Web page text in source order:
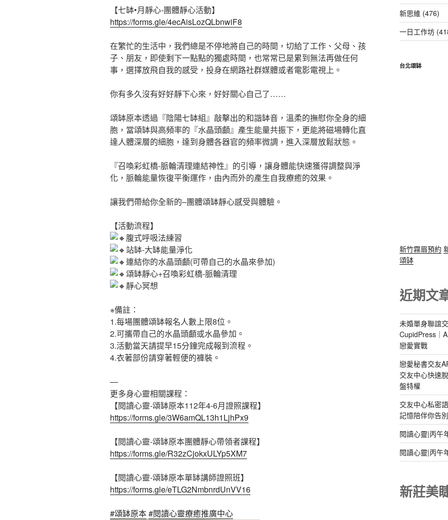
【七缽•月靜心-團體靜心活動】
https://forms.gle/4ecAisLozQLbnwiF8
在繁忙的生活中，我們總是不停地將自己的時間，切給了工作、父母、孩
子、朋友，即使剩下一點點的獨處時間，也常常已是累到無法再做任何
事，選擇放飛自我的感受，投身在網路社群媒體或者電影電視上。
你有多久沒有好好靜下心來，好好關心自己了……
頌缽原本透過『陰陽七缽組』敲擊出的和諧缽音，溫柔的撫慰你全身的細
胞，當頌缽與高頻率的『水晶頭顱』產生能量共振下，更能將磁場轉化直
達人體深層的細胞，達到身體各器官的頻率微調，進入深層放鬆狀態。
『召喚彩虹橋-脈輪清理連結神性』的引導，讓身體能快速獲得調整與淨
化，脈輪能量恢復平衡運作，由內而外的產生自我療癒的效果。
讓我們帶給你全新的–團體頌缽靜心感受與體驗。
【活動流程】
腹式呼吸法練習
站缽-大缽能量淨化
連結你的水晶頭顱(可帶自己的水晶來參加)
頌缽靜心+召喚彩虹橋-脈輪清理
靜心冥想
※備註：
1.每場團體頌缽報名人數上限8位。
2.可攜帶自己的水晶頭顱或水晶參加。
3.活動當天請提早15分鐘完成報到流程。
4.衣著部份請穿著輕便的褲裝。
—
更多身心靈相關課程：
【閱讀心靈-頌缽原本112年4-6月證照課程】
https://forms.gle/3W6amQL13h1LjhPx9
【閱讀心靈-頌缽原本團體靜心帶領者課程】
https://forms.gle/R32zCjokxULYp5XM7
【閱讀心靈-頌缽原本單缽講師證照班】
https://forms.gle/eTLG2NmbnrdUnVV16
#頌缽原本#閱讀心靈療癒推廣中心
新思維 (476)
一日工作坊
台北頌缽
新竹霧眉預約
頌缽
近期文
未婚單身聯誼
CupidPress｜
戀愛實戰
戀愛秘書交友
交友中心快速
盤特權
交友中心私密
記憶陪伴你告
閱讀心靈|丙午
閱讀心靈|丙午
新莊美